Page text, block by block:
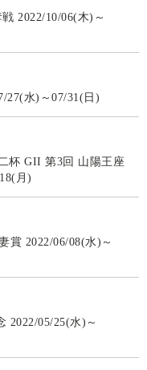
2022/10/06(木)～
27(水)～07/31(日)
杯 GII 第3回 山陽王座
月)
賞 2022/06/08(水)～
2022/05/25(水)～